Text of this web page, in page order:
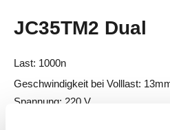
JC35TM2 Dual
Last: 1000n
Geschwindigkeit bei Volllast:
Spannung: 220 V